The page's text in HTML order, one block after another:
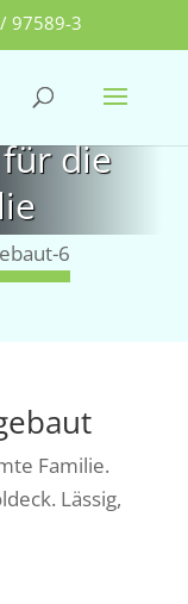
97589-3
die
Familie.
Lässig,